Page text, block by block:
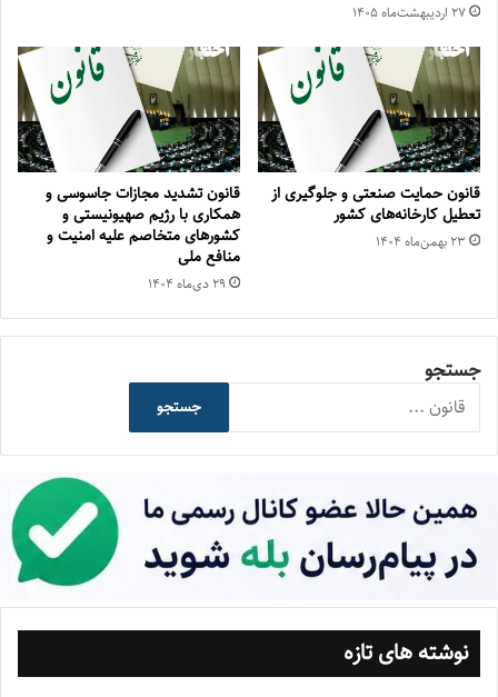
۲۷ اردیبهشت‌ماه ۱۴۰۵
قانون حمایت صنعتی و جلوگیری از
تعطیل کارخانه‌های کشور
۲۳ بهمن‌ماه ۱۴۰۴
قانون تشدید مجازات جاسوسی و
همکاری با رژیم صهیونیستی و
کشورهای متخاصم علیه امنیت و
منافع ملی
۲۹ دی‌ماه ۱۴۰۴
جستجو
جستجو
نوشته های تازه